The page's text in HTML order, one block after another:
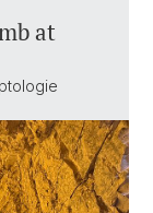
at